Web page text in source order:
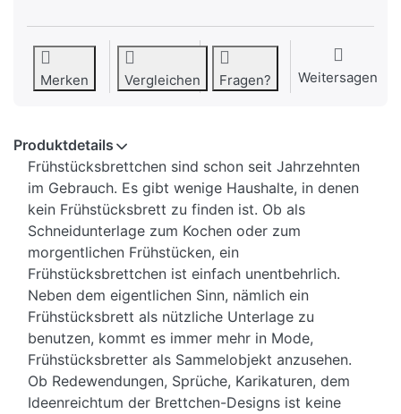
Merken Vergleichen Fragen? Weitersagen
Produktdetails
Frühstücksbrettchen sind schon seit Jahrzehnten
im Gebrauch. Es gibt wenige Haushalte, in denen
kein Frühstücksbrett zu finden ist. Ob als
Schneidunterlage zum Kochen oder zum
morgentlichen Frühstücken, ein
Frühstücksbrettchen ist einfach unentbehrlich.
Neben dem eigentlichen Sinn, nämlich ein
Frühstücksbrett als nützliche Unterlage zu
benutzen, kommt es immer mehr in Mode,
Frühstücksbretter als Sammelobjekt anzusehen.
Ob Redewendungen, Sprüche, Karikaturen, dem
Ideenreichtum der Brettchen-Designs ist keine